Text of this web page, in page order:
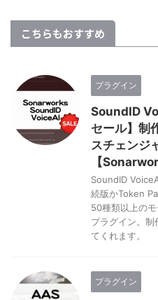
こちらもおすすめ
プラグイン
SoundID
セール】制
スチェンジ
【
SoundID
続版かToken
50種類以上の
プラグイン。
てくれます。
プラグイン